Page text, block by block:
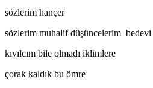
sözlerim hançer
sözlerim muhalif düşüncelerim bedevi
kıvılcım bile olmadı iklimlere
çorak kaldık bu ömre